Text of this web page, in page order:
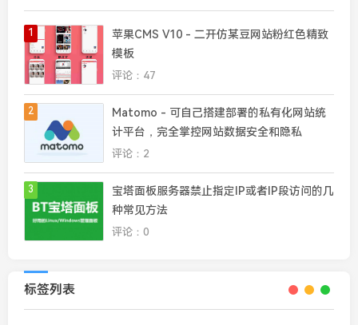
1
苹果CMS V10 - 二开仿某豆网站粉红色精致
模板
评论：47
2
Matomo - 可自己搭建部署的私有化网站统
计平台，完全掌控网站数据安全和隐私
评论：2
3
宝塔面板服务器禁止指定IP或者IP段访问的几
种常见方法
评论：0
标签列表